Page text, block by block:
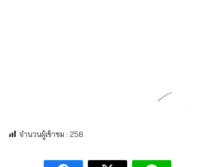
จำนวนผู้เข้าชม : 258